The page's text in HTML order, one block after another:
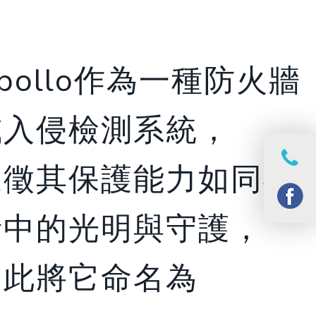
作為一種防火牆
侵檢測系統，
其保護能力如同神
的光明與守護，
將它命名為